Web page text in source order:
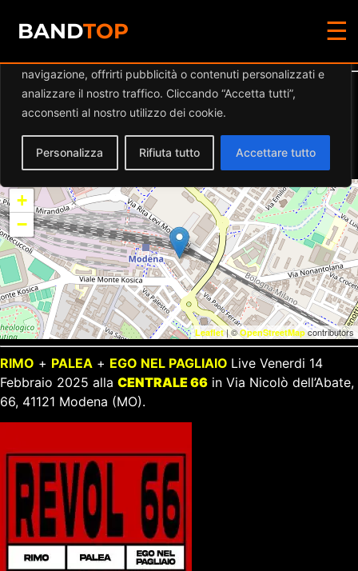
Diamo valore alla tua privacy
navigazione, offrirti pubblicità o contenuti personalizzati e
analizzare il nostro traffico. Cliccando “Accetta tutti”,
acconsenti al nostro utilizzo dei cookie.
Personalizza Rifiuta tutto Accettare tutto
BANDTOP ☰
Dettaglio eventi
Categorie:
Musica Live Modena
+
−
Leaflet| ©OpenStreetMap contributors
RIMO + PALEA + EGO NEL PAGLIAIO Live Venerdi 14
Febbraio 2025 alla CENTRALE 66 in Via Nicolò dell’Abate,
66, 41121 Modena (MO).